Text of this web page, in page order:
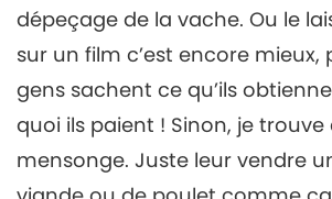
34:51
Entre Maître et disciples
7
34:59
L’éveil à la
dépeçage de la vache. Ou le
sur un film c’est encore mieux,
gens sachent ce qu’ils
quoi ils paient ! Sinon, je trouve
mensonge. Juste leur vendre